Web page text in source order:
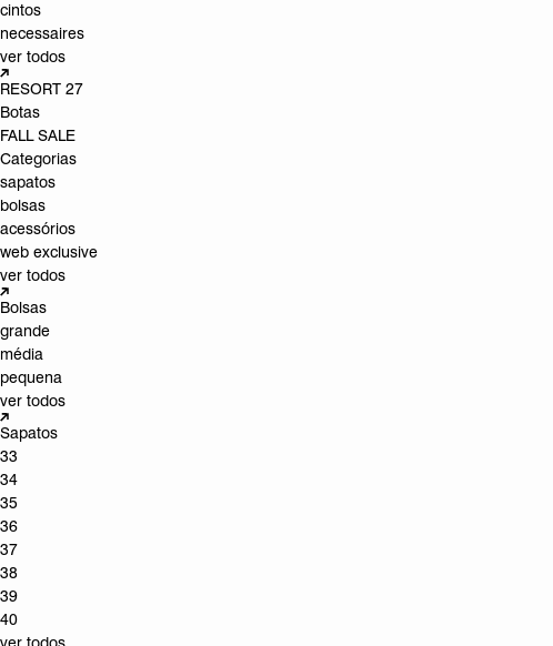
cintos
necessaires
ver todos
RESORT 27
Botas
FALL SALE
Categorias
sapatos
bolsas
acessórios
web exclusive
ver todos
Bolsas
grande
média
pequena
ver todos
Sapatos
33
34
35
36
37
38
39
40